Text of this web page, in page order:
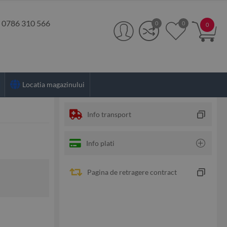
0786 310 566 0
0 0
Locatia magazinului
Info transport
Info plati
Pagina de retragere contract